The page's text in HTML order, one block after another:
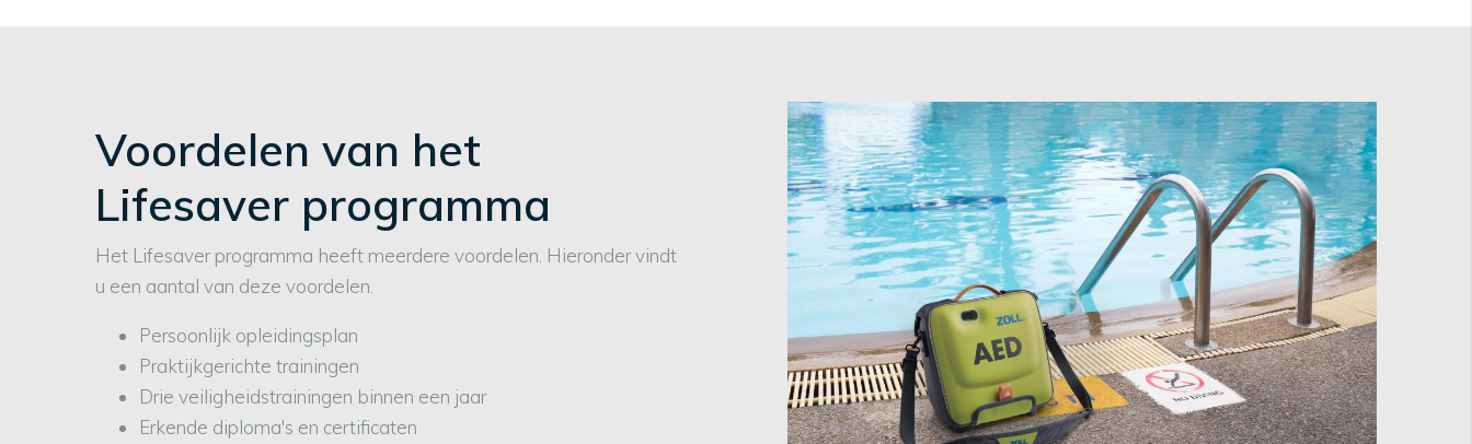
Voordelen van het
Lifesaver programma
Het Lifesaver programma heeft meerdere voordelen. Hieronder vindt
u een aantal van deze voordelen.
Persoonlijk opleidingsplan
Praktijkgerichte trainingen
Drie veiligheidstrainingen binnen een jaar
Erkende diploma's en certificaten